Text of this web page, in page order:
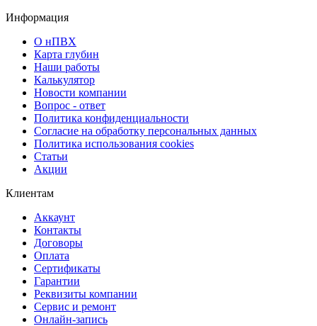
Информация
О нПВХ
Карта глубин
Наши работы
Калькулятор
Новости компании
Вопрос - ответ
Политика конфиденциальности
Согласие на обработку персональных данных
Политика использования cookies
Статьи
Акции
Клиентам
Аккаунт
Контакты
Договоры
Оплата
Сертификаты
Гарантии
Реквизиты компании
Сервис и ремонт
Онлайн-запись